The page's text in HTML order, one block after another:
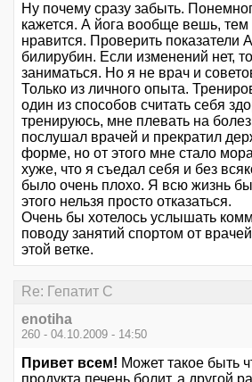
Ну почему сразу забыть.
кажется. А йога вообще вешь, тем
нравится. Проверить показатели
билирубин. Если изменений нет,
заниматься. Но я не врач и
Только из личного опыта.
один из способов считать себя
тренируюсь, мне плевать на
послушал врачей и прекратил
форме, но от этого мне стало
хуже, что я съедал себя и без
было очень плохо. Я всю жизнь
этого нельзя просто отказаться.
Очень бы хотелось услышать
поводу занятий спортом от
этой ветке.
Re: Гепатит С
enotiha
260 - 04.10.2009 - 14:50
Привет всем! Может такое быть
продукта печень болит, а другой